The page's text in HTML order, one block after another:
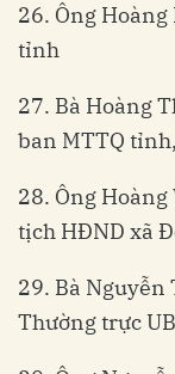
26. Ông
tỉnh
27. Bà Hoàng
ban MTTQ
28. Ông
tịch HĐND xã
29. Bà Nguyễn
Thường trực